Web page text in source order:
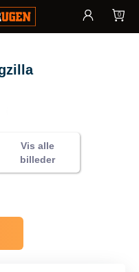
0
Vis alle
billeder